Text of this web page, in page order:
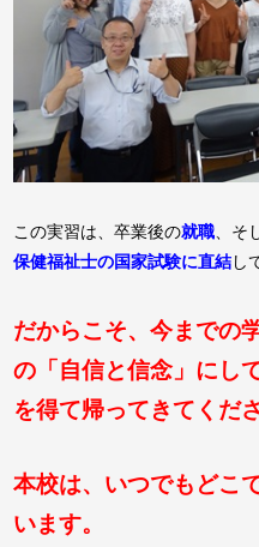
この実習は、卒業後の就職 、
保健福祉士の国家試験に直結し
だからこそ、今までの
の「自信と信念」にし
を得て帰ってきてくださ
本校は、いつでもどこ
います。